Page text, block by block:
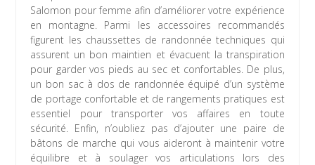
Salomon pour femme afin d’améliorer votre expérience
en montagne. Parmi les accessoires recommandés
figurent les chaussettes de randonnée techniques qui
assurent un bon maintien et évacuent la transpiration
pour garder vos pieds au sec et confortables. De plus,
un bon sac à dos de randonnée équipé d’un système
de portage confortable et de rangements pratiques est
essentiel pour transporter vos affaires en toute
sécurité. Enfin, n’oubliez pas d’ajouter une paire de
bâtons de marche qui vous aideront à maintenir votre
équilibre et à soulager vos articulations lors des